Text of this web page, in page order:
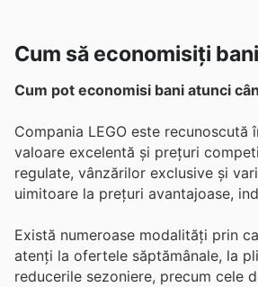
Cum să economisiți bani
Cum pot economisi bani atunci
Compania LEGO este
valoare excelentă și prețuri
regulate, vânzărilor exclusive și
uimitoare la prețuri avantajoase,
Există numeroase modalități prin
atenți la ofertele săptămânale, la
reducerile sezoniere, precum cele